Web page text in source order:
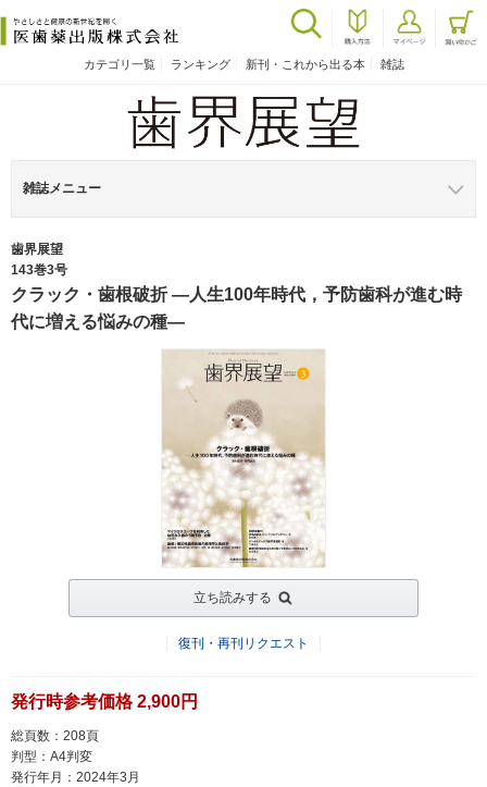
カテゴリ一覧 ランキング 新刊・これから出る本 雑誌
雑誌メニュー
歯界展望
143巻3号
クラック・歯根破折 ―人生100年時代，予防歯科が進む時
代に増える悩みの種―
立ち読みする
復刊・再刊リクエスト
発行時参考価格 2,900円
総頁数：208頁
判型：A4判変
発行年月：2024年3月